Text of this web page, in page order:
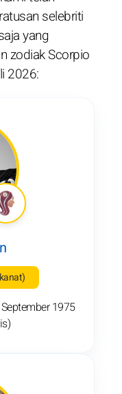
selebriti
yang
zodiak Scorpio
2026:
1975